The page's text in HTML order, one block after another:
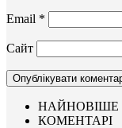
Email *
Сайт
НАЙНОВІШЕ
КОМЕНТАРІ